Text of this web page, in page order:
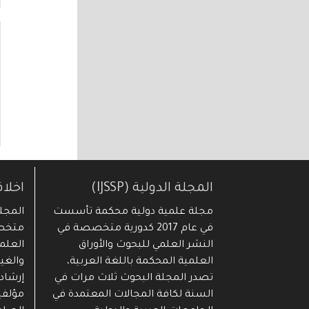
المجلة الدولية (IJSSP)
مجلة علمية دولية محكمة تأسست
في عام 2017 كدورية متخصصة في
النشر العلمي للبحوث والأوراق
العلمية المحكمة باللغة العربية،
تصدر المجلة البحوث ثلاث مرات في
السنة لكافة المجالات المعتمدة في